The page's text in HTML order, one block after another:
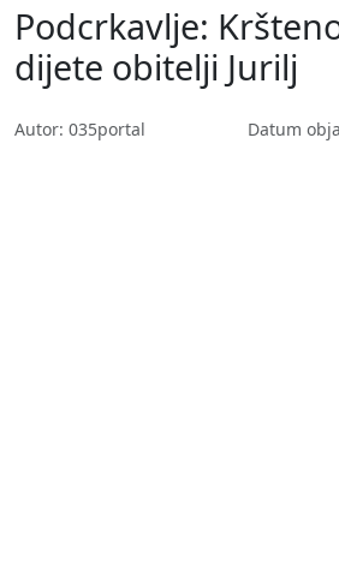
Podcrkavlje:
dijete obitelji Jurilj
Autor: 035portal Datum